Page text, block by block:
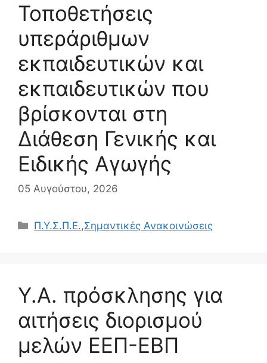
Τοποθετήσεις
υπεράριθμων
εκπαιδευτικών και
εκπαιδευτικών που
βρίσκονται στη
Διάθεση Γενικής και
Ειδικής Αγωγής
05 Αυγούστου, 2026
Κατηγορίες
Π.Υ.Σ.Π.Ε.,Σημαντικές Ανακοινώσεις
Υ.Α. πρόσκλησης για
αιτήσεις διορισμού
μελών ΕΕΠ-ΕΒΠ